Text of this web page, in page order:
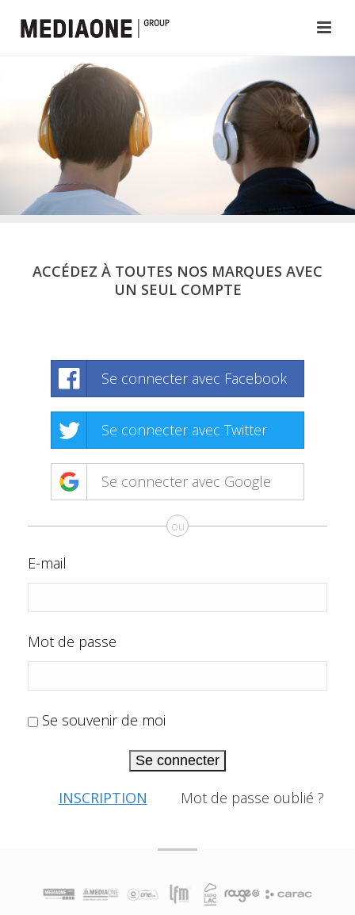
ACCÉDEZ À TOUTES NOS MARQUES AVEC
UN SEUL COMPTE
Se connecter avec Facebook
Se connecter avec Twitter
Se connecter avec Google
ou
E-mail
Mot de passe
Se souvenir de moi
Se connecter
INSCRIPTION Mot de passe oublié ?